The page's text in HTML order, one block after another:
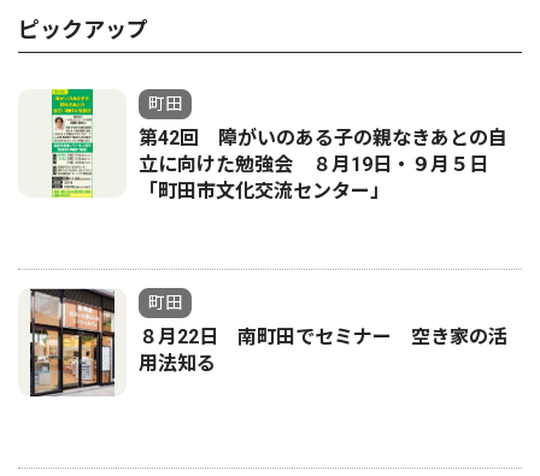
ピックアップ
町田
第42回 障がいのある子の親なきあとの自
立に向けた勉強会 ８月19日・９月５日
「町田市文化交流センター」
町田
８月22日 南町田でセミナー 空き家の活
用法知る